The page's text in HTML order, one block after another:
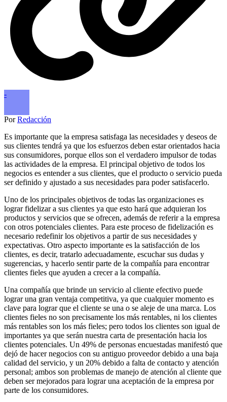
-
PorRedacción
Es importante que la empresa satisfaga las necesidades y deseos de
sus clientes tendrá ya que los esfuerzos deben estar orientados hacia
sus consumidores, porque ellos son el verdadero impulsor de todas
las actividades de la empresa. El principal objetivo de todos los
negocios es entender a sus clientes, que el producto o servicio pueda
ser definido y ajustado a sus necesidades para poder satisfacerlo.
Uno de los principales objetivos de todas las organizaciones es
lograr fidelizar a sus clientes ya que esto hará que adquieran los
productos y servicios que se ofrecen, además de referir a la empresa
con otros potenciales clientes. Para este proceso de fidelización es
necesario redefinir los objetivos a partir de sus necesidades y
expectativas. Otro aspecto importante es la satisfacción de los
clientes, es decir, tratarlo adecuadamente, escuchar sus dudas y
sugerencias, y hacerlo sentir parte de la compañía para encontrar
clientes fieles que ayuden a crecer a la compañía.
Una compañía que brinde un servicio al cliente efectivo puede
lograr una gran ventaja competitiva, ya que cualquier momento es
clave para lograr que el cliente se una o se aleje de una marca. Los
clientes fieles no son precisamente los más rentables, ni los clientes
más rentables son los más fieles; pero todos los clientes son igual de
importantes ya que serán nuestra carta de presentación hacia los
clientes potenciales. Un 49% de personas encuestadas manifestó que
dejó de hacer negocios con su antiguo proveedor debido a una baja
calidad del servicio, y un 20% debido a falta de contacto y atención
personal; ambos son problemas de manejo de atención al cliente que
deben ser mejorados para lograr una aceptación de la empresa por
parte de los consumidores.